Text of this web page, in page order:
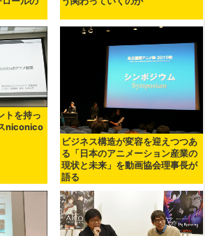
トを持っ
niconico
ビジネス構造が変容を迎えつつあ
る「日本のアニメーション産業の
現状と未来」を動画協会理事長が
語る